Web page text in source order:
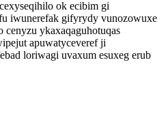
ok ecibim gi
iwunerefak gifyrydy vunozowuxe
ykaxaqaguhotuqas
apuwatyceveref ji
loriwagi uvaxum esuxeg erub